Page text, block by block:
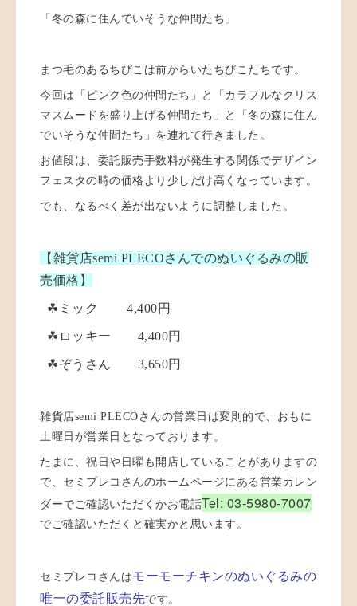
「冬の森に住んでいそうな仲間たち」
まつ毛のあるちびこは前からいたちびこたちです。
今回は「ピンク色の仲間たち」と「カラフルなクリス
マスムードを盛り上げる仲間たち」と「冬の森に住ん
でいそうな仲間たち」を連れて行きました。
お値段は、委託販売手数料が発生する関係でデザイン
フェスタの時の価格より少しだけ高くなっています。
でも、なるべく差が出ないように調整しました。
【雑貨店semi PLECOさんでのぬいぐるみの販
売価格】
☘ミック 4,400円
☘ロッキー 4,400円
☘ぞうさん 3,650円
雑貨店semi PLECOさんの営業日は変則的で、おもに
土曜日が営業日となっております。
たまに、祝日や日曜も開店していることがありますの
で、セミプレコさんのホームページにある営業カレン
ダーでご確認いただくかお電話Tel: 03-5980-7007
でご確認いただくと確実かと思います。
セミプレコさんはモーモーチキンのぬいぐるみの
唯一の委託販売先です。